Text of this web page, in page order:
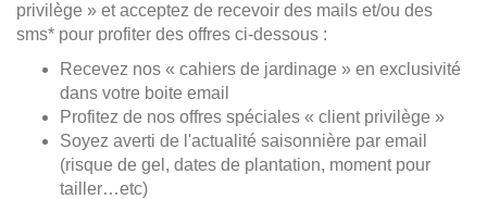
privilège » et acceptez de recevoir des mails et/ou des
sms* pour profiter des offres ci-dessous :
Recevez nos « cahiers de jardinage » en exclusivité
dans votre boite email
Profitez de nos offres spéciales « client privilège »
Soyez averti de l'actualité saisonnière par email
(risque de gel, dates de plantation, moment pour
tailler…etc)